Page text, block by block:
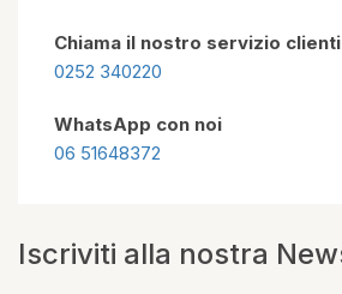
Chiama il nostro servizio clienti
0252 340220
WhatsApp con noi
06 51648372
Iscriviti alla nostra